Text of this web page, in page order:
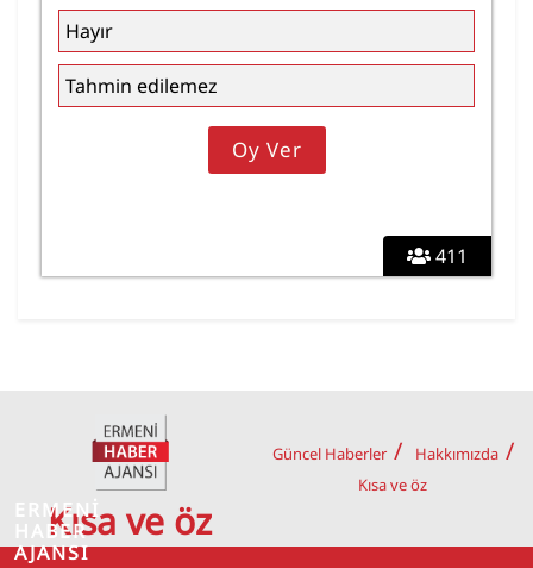
411
Hayır
Tahmin edilemez
Kısa ve öz
Güncel Haberler
Hakkımızda
Kısa ve öz
ERMENİ
HABER
AJANSI